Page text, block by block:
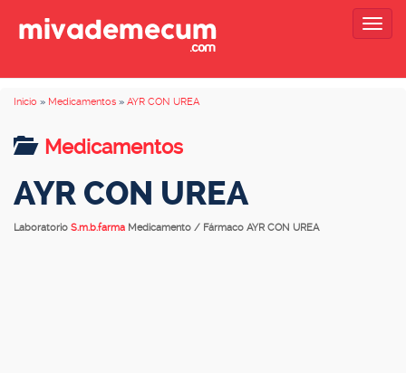
Inicio » Medicamentos » AYR CON UREA
Medicamentos
AYR CON UREA
Laboratorio S.m.b.farma Medicamento / Fármaco AYR CON UREA